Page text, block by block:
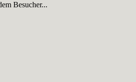
Besucher...